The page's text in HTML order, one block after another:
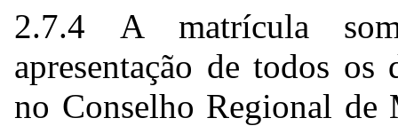
2.7.4 A matrícula
apresentação de todos
no Conselho Regional de